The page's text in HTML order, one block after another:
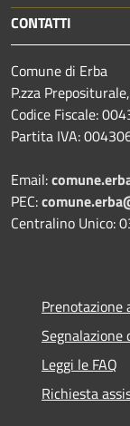
CONTATTI
Comune di Erba
P.zza
Codice Fiscale:
Partita IVA:
Email:
PEC:
Centralino Unico:
Prenotazione
Segnalazione
Leggi le FAQ
Richiesta